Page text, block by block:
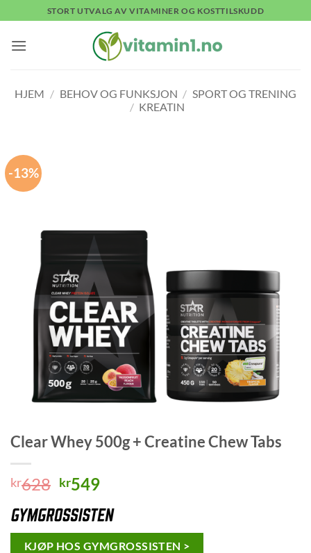
to
content
STORT UTVALG AV VITAMINER OG KOSTTILSKUDD
HJEM / BEHOV OG FUNKSJON / SPORT OG TRENING
/ KREATIN
-13%
Clear Whey 500g + Creatine Chew Tabs
kr628 Opprinnelig
var:
kr628.
kr549Nåværende
er:
kr549.
KJØP HOS GYMGROSSISTEN >